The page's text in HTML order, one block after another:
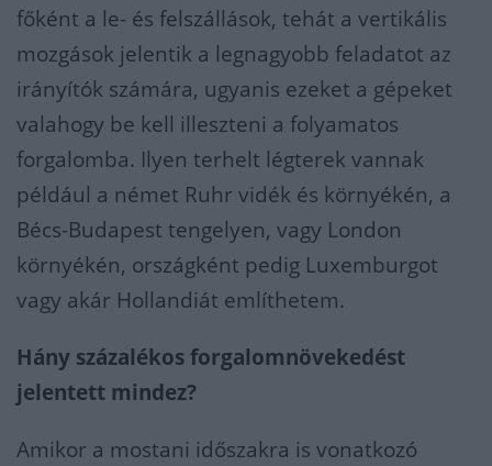
főként a le- és felszállások, tehát a vertikális
mozgások jelentik a legnagyobb feladatot az
irányítók számára, ugyanis ezeket a gépeket
valahogy be kell illeszteni a folyamatos
forgalomba. Ilyen terhelt légterek vannak
például a német Ruhr vidék és környékén, a
Bécs-Budapest tengelyen, vagy London
környékén, országként pedig Luxemburgot
vagy akár Hollandiát említhetem.
Hány százalékos forgalomnövekedést
jelentett mindez?
Amikor a mostani időszakra is vonatkozó